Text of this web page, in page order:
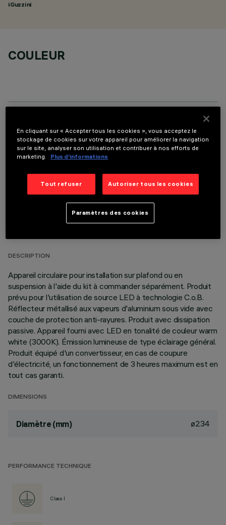
iGuzzini
COULEUR
ACCESSOIRES REQUIS
Il est nécessaire de commander l'un des accessoires requis pour installer et utiliser correctement
DONNÉES TECHNIQUES
DESCRIPTION
Appareil circulaire pour installation sur plafond ou en
suspension à l'aide du kit à commander séparément. Produit
prévu pour l'utilisation de source LED à technologie C.o.B.
Réflecteur métallisé aux vapeurs d'aluminium sous vide avec
couche de protection anti-rayures. Produit avec dissipation
passive. Appareil fourni avec LED en tonalité de couleur warm
white (3000K). Émission lumineuse de type éclairage général.
Produit équipé d'un convertisseur, en cas de coupure
d'électricité, un fonctionnement de 3 heures maximum est en
tout cas garanti.
DIMENSIONS
Diamètre (mm) ø234
PERFORMANCE TECHNIQUE
Class I
En cliquant sur « Accepter tous les cookies », vous acceptez le
stockage de cookies sur votre appareil pour améliorer la navigation
sur le site, analyser son utilisation et contribuer à nos efforts de
marketing.
Plus d’informations
Tout refuser Autoriser tous les cookies
Paramètres des cookies